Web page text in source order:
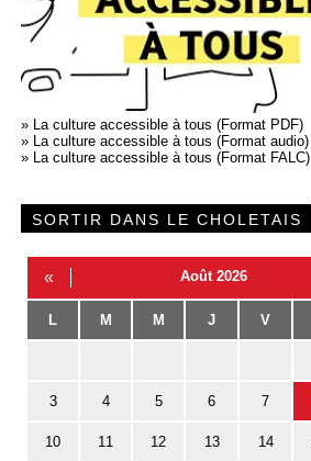
» La culture accessible à tous (Format PDF)
» La culture accessible à tous (Format audio)
» La culture accessible à tous (Format FALC)
SORTIR DANS LE CHOLETAIS
« Août 2026
L M M J V
3 4 5 6 7
10 11 12 13 14